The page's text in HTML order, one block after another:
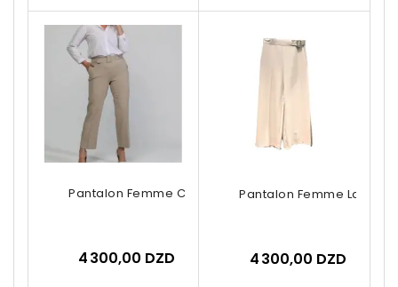
Pantalon Femme Classique Droit Avec...
4 300,00 DZD
Pantalon Femme Large
4 300,00 DZD